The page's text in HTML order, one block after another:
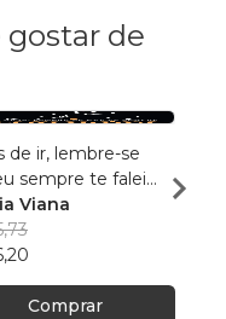
de
de ir, lembre-se
sempre te falei
amor
Viana
Comprar
José